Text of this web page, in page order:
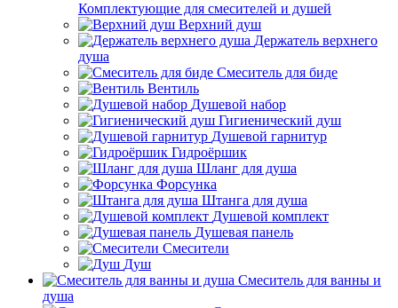
Комплектующие для смесителей и душей
Верхний душ
Держатель верхнего
душа
Смеситель для биде
Вентиль
Душевой набор
Гигиенический душ
Душевой гарнитур
Гидроёршик
Шланг для душа
Форсунка
Штанга для душа
Душевой комплект
Душевая панель
Смесители
Душ
Смеситель для ванны и
душа